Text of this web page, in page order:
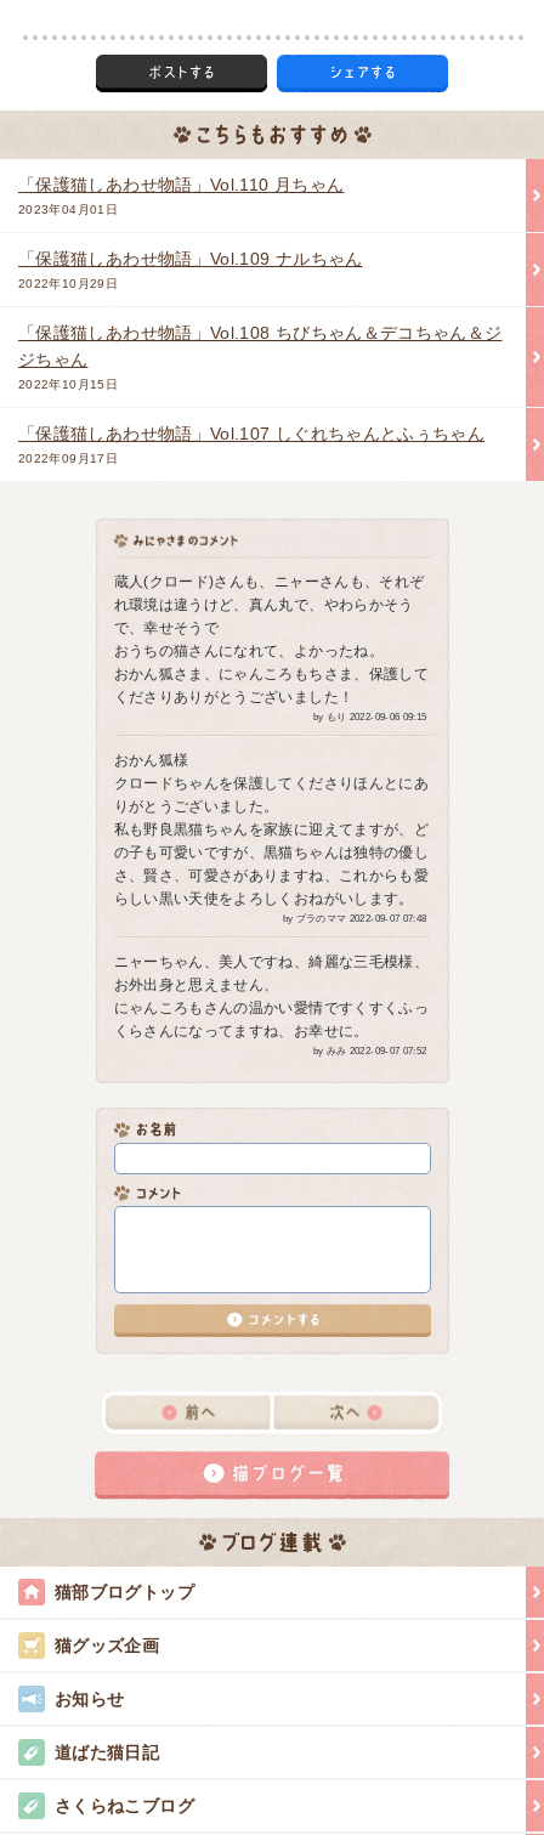
「保護猫しあわせ物語」Vol.110 月ちゃん
2023年04月01日
「保護猫しあわせ物語」Vol.109 ナルちゃん
2022年10月29日
「保護猫しあわせ物語」Vol.108 ちびちゃん＆デコちゃん＆ジ
ジちゃん
2022年10月15日
「保護猫しあわせ物語」Vol.107 しぐれちゃんとふぅちゃん
2022年09月17日
蔵人(クロード)さんも、ニャーさんも、それぞ
れ環境は違うけど、真ん丸で、やわらかそう
で、幸せそうで
おうちの猫さんになれて、よかったね。
おかん狐さま、にゃんころもちさま、保護して
くださりありがとうございました！
by もり 2022-09-06 09:15
おかん狐様
クロードちゃんを保護してくださりほんとにあ
りがとうございました。
私も野良黒猫ちゃんを家族に迎えてますが、ど
の子も可愛いですが、黒猫ちゃんは独特の優し
さ、賢さ、可愛さがありますね、これからも愛
らしい黒い天使をよろしくおねがいします。
by ブラのママ 2022-09-07 07:48
ニャーちゃん、美人ですね、綺麗な三毛模様、
お外出身と思えません、
にゃんころもさんの温かい愛情ですくすくふっ
くらさんになってますね、お幸せに。
by みみ 2022-09-07 07:52
猫部ブログトップ
猫グッズ企画
お知らせ
道ばた猫日記
さくらねこブログ